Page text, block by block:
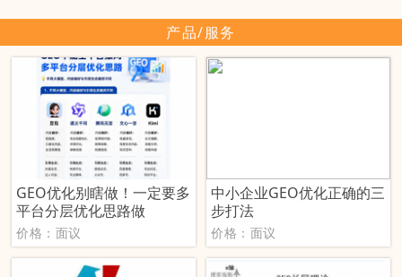
产品/服务
GEO优化别瞎做！一定要多
平台分层优化思路做
价格：面议
中小企业GEO优化正确的三
步打法
价格：面议